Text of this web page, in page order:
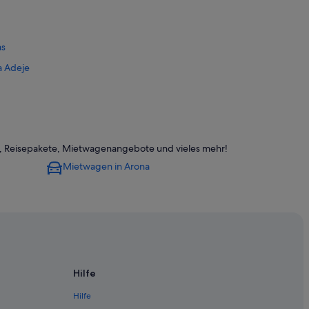
Adeje
Alfonso
Reisepakete, Mietwagenangebote und vieles mehr!
Mietwagen in Arona
Hilfe
Hilfe